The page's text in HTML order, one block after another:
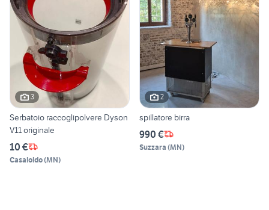
3
Serbatoio raccoglipolvere Dyson
V11 originale
10 €
Casaloldo(MN)
2
spillatore birra
990 €
Suzzara (MN)